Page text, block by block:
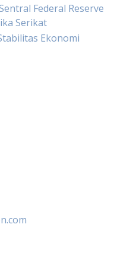
Federal Reserve
Serikat
Ekonomi